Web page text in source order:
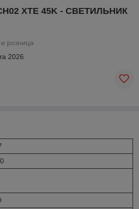
XTE 45K - СВЕТИЛЬНИК
розница
2026